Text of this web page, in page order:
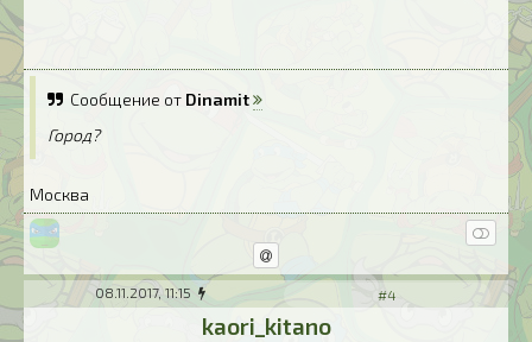
Сообщение от Dinamit
Город?
Москва
08.11.2017, 11:15 #4
kaori_kitano